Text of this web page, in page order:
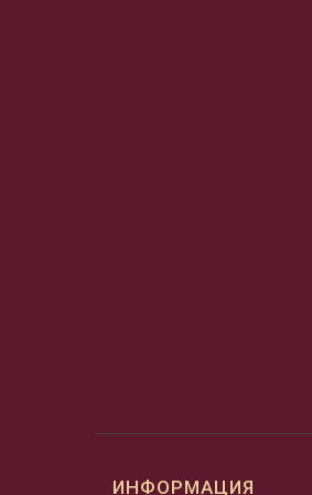
ИНФОРМАЦИЯ